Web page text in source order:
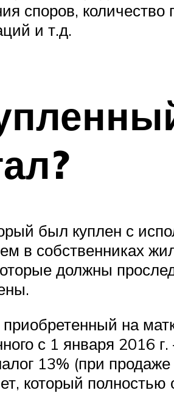
споров, количество
и т.д.
был куплен с
в собственниках
должны
на
с 1 января 2016
13% (при
который полностью